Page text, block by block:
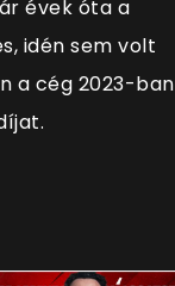
évek óta a
idén sem volt
a cég 2023-ban